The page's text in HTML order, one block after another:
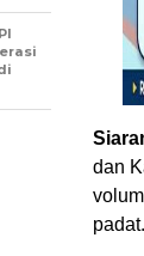
dan
padat.